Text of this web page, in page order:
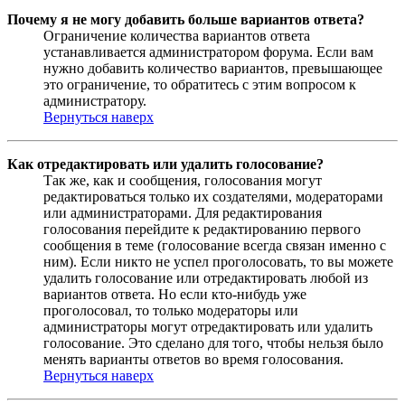
Почему я не могу добавить больше вариантов ответа?
Ограничение количества вариантов ответа
устанавливается администратором форума. Если вам
нужно добавить количество вариантов, превышающее
это ограничение, то обратитесь с этим вопросом к
администратору.
Вернуться наверх
Как отредактировать или удалить голосование?
Так же, как и сообщения, голосования могут
редактироваться только их создателями, модераторами
или администраторами. Для редактирования
голосования перейдите к редактированию первого
сообщения в теме (голосование всегда связан именно с
ним). Если никто не успел проголосовать, то вы можете
удалить голосование или отредактировать любой из
вариантов ответа. Но если кто-нибудь уже
проголосовал, то только модераторы или
администраторы могут отредактировать или удалить
голосование. Это сделано для того, чтобы нельзя было
менять варианты ответов во время голосования.
Вернуться наверх